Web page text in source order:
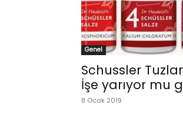
Genel
Schussler
İşe yarıyor mu
8 Ocak 2019